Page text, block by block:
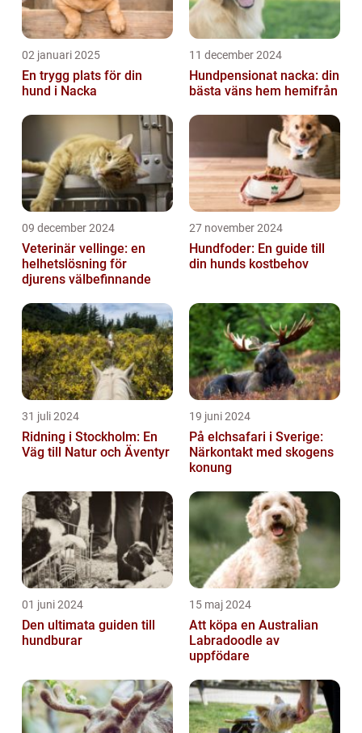
02 januari 2025
En trygg plats för din
hund i Nacka
11 december 2024
Hundpensionat nacka: din
bästa väns hem hemifrån
09 december 2024
Veterinär vellinge: en
helhetslösning för
djurens välbefinnande
27 november 2024
Hundfoder: En guide till
din hunds kostbehov
31 juli 2024
Ridning i Stockholm: En
Väg till Natur och Äventyr
19 juni 2024
På elchsafari i Sverige:
Närkontakt med skogens
konung
01 juni 2024
Den ultimata guiden till
hundburar
15 maj 2024
Att köpa en Australian
Labradoodle av
uppfödare